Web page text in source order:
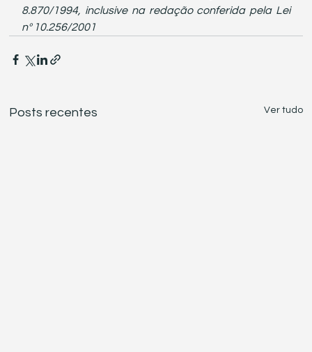
8.870/1994, inclusive na redação conferida pela Lei
nº 10.256/2001
Posts recentes Ver tudo